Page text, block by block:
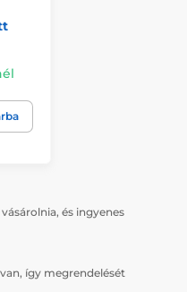
a Xiaomi Redmi
biztosítja a
nem hámlanak le vagy
és ingyenes
így megrendelését